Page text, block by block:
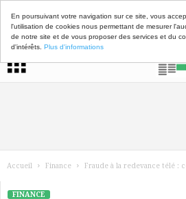
En poursuivant votre navigation sur ce site, vous
l'utilisation de cookies nous permettant de mesurer
de notre site et de vous proposer des services et du
d'intérêts. Plus d'informations
Accueil Finance Fraude à la redevance télé :
FINANCE